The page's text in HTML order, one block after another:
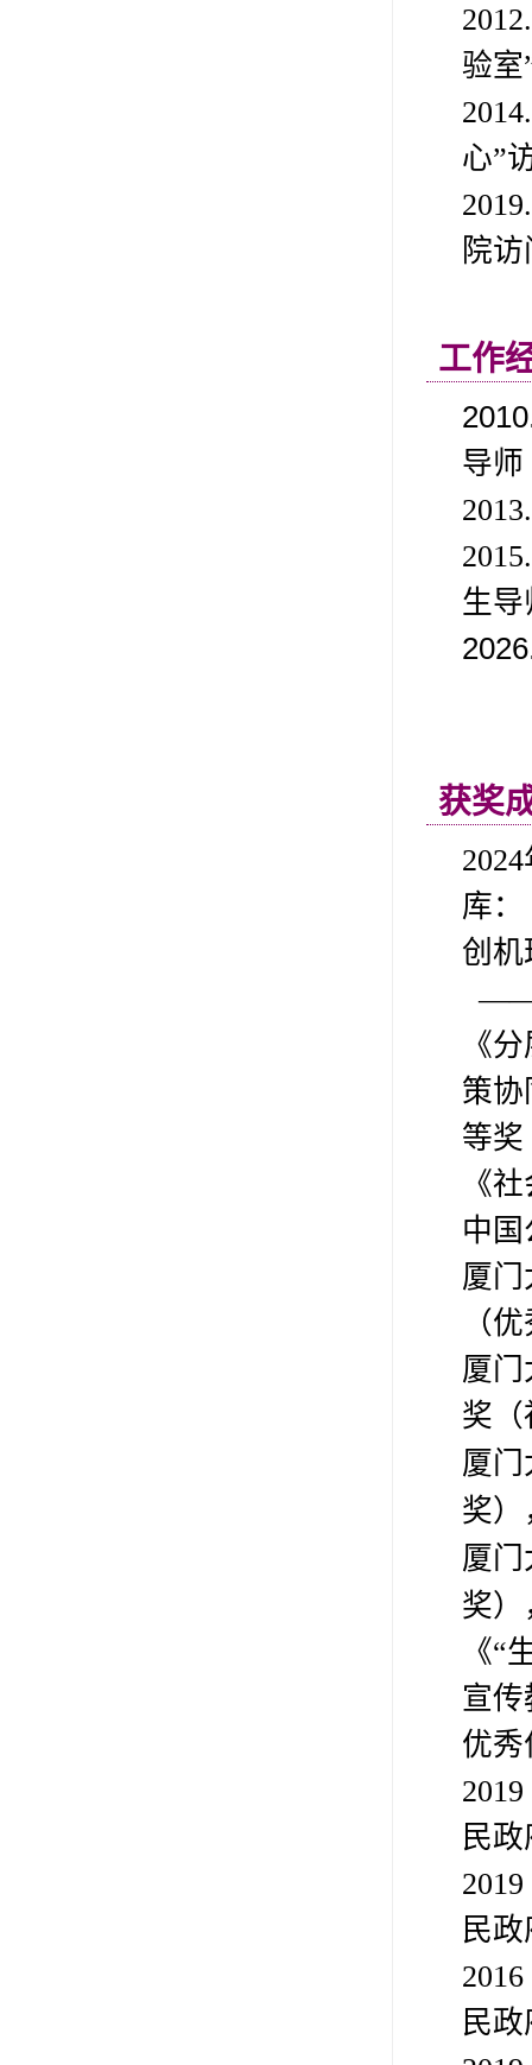
验室
心”
院
工作
导师
生导
获奖
2024
库
创机
《
策协
等奖
《
中
厦门
（
厦门
奖（
厦门
奖）
厦门
奖）
《“
宣
优秀
2019
民
2019
民
2016
民